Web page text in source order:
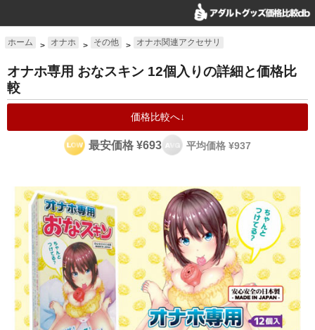
ホーム > オナホ > その他 > オナホ関連アクセサリ
オナホ専用 おなスキン 12個入りの詳細と価格比
較
価格比較へ↓
最安価格 ¥693 平均価格 ¥937